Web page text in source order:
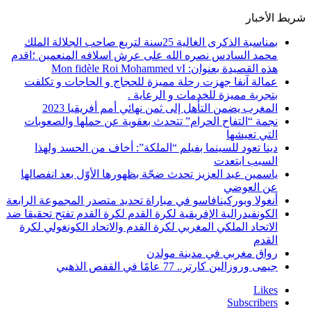
شريط الأخبار
بمناسبة الذكرى الغالية 25سنة لتربع صاحب الجلالة الملك
محمد السادس نصره الله على عرش اسلافه المنعمين ؛اقدم
هذه القصيدة بعنوان: Mon fidèle Roi Mohammed vI
عمالة آنفا جهزت رحلة مميزة للحجاج و الحاجات و تكلفت
بتجربة مميزة للخدمات و الرعاية .
المغرب يضمن التأهل إلى ثمن نهائي أمم أفريقيا 2023
نجمة “التفاح الحرام” تتحدث بعقوية عن حملها والصعوبات
التي تعيشها
دينا تعود للسينما بفيلم “الملكة”: أخاف من الحسد ولهذا
السبب ابتعدت
ياسمين عبد العزيز تحدث ضجّة بظهورها الأوّل بعد انفصالها
عن العوضي
أنغولا وبوركينافاسو في مباراة تحديد متصدر المجموعة الرابعة
الكونفيدرالية الإفريقية لكرة القدم لكرة القدم تفتح تحقيقا ضد
الاتحاد الملكي المغربي لكرة القدم والاتحاد الكونغولي لكرة
القدم
رواق مغربي في مدينة مولدن
جيمى وروزالين كارتر.. 77 عامًا في القفص الذهبي
Likes
Subscribers